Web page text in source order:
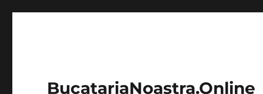
BucatariaNoastra.Online